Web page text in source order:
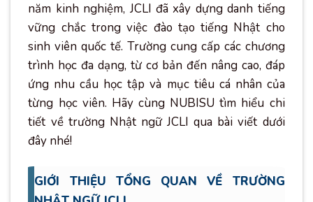
năm kinh nghiệm, JCLI đã xây dựng danh tiếng
vững chắc trong việc đào tạo tiếng Nhật cho
sinh viên quốc tế. Trường cung cấp các chương
trình học đa dạng, từ cơ bản đến nâng cao, đáp
ứng nhu cầu học tập và mục tiêu cá nhân của
từng học viên. Hãy cùng NUBISU tìm hiểu chi
tiết về trường Nhật ngữ JCLI qua bài viết dưới
đây nhé!
GIỚI THIỆU TỔNG QUAN VỀ TRƯỜNG